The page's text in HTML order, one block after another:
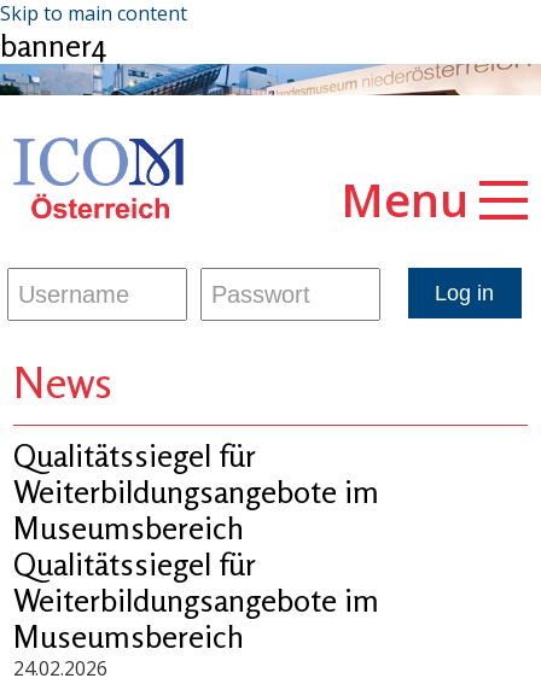
Skip to main content
banner4
Menu
News
Qualitätssiegel für
Weiterbildungsangebote im
Museumsbereich
Qualitätssiegel für
Weiterbildungsangebote im
Museumsbereich
24.02.2026